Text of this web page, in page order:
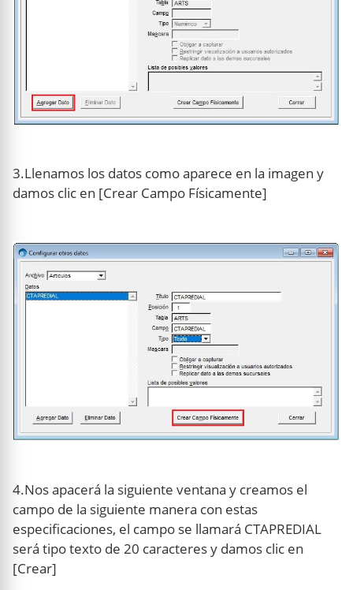
3.Llenamos los datos como aparece en la imagen y
damos clic en [Crear Campo Físicamente]
4.Nos apacerá la siguiente ventana y creamos el
campo de la siguiente manera con estas
especificaciones, el campo se llamará CTAPREDIAL
será tipo texto de 20 caracteres y damos clic en
[Crear]